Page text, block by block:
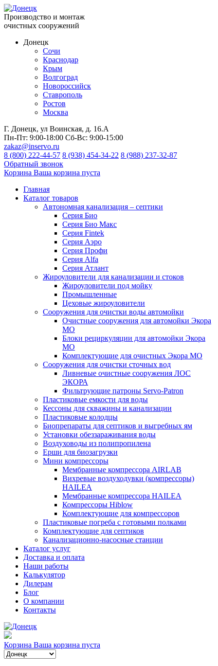
Производство и монтаж
очистных сооружений
Донецк
Сочи
Краснодар
Крым
Волгоград
Новороссийск
Ставрополь
Ростов
Москва
Г. Донецк, ул Воинская, д. 16.А
Пн-Пт: 9:00-18:00 Сб-Вс: 9:00-15:00
zakaz@inservo.ru
8 (800) 222-44-57 8 (938) 454-34-22 8 (988) 237-32-87
Обратный звонок
Корзина Ваша корзина пуста
Главная
Каталог товаров
Автономная канализация – септики
Серия Био
Серия Био Макс
Серия Fintek
Серия Аэро
Серия Профи
Серия Alfa
Серия Атлант
Жироуловители для канализации и стоков
Жироуловители под мойку
Промышленные
Цеховые жироуловители
Сооружения для очистки воды автомойки
Очистные сооружения для автомойки Экора
МО
Блоки рециркуляции для автомойки Экора
МО
Комплектующие для очистных Экора МО
Сооружения для очистки сточных вод
Ливневые очистные сооружения ЛОС
ЭКОРА
Фильтрующие патроны Servo-Patron
Пластиковые емкости для воды
Кессоны для скважины и канализации
Пластиковые колодцы
Биопрепараты для септиков и выгребных ям
Установки обеззараживания воды
Воздуховоды из полипропилена
Ерши для биозагрузки
Мини компрессоры
Мембранные компрессора AIRLAB
Вихревые воздуходувки (компрессоры)
HAILEA
Мембранные компрессора HAILEA
Компрессоры Hiblow
Комплектующие для компрессоров
Пластиковые погреба с готовыми полками
Комплектующие для септиков
Канализационно-насосные станции
Каталог услуг
Доставка и оплата
Наши работы
Калькулятор
Дилерам
Блог
О компании
Контакты
Корзина Ваша корзина пуста